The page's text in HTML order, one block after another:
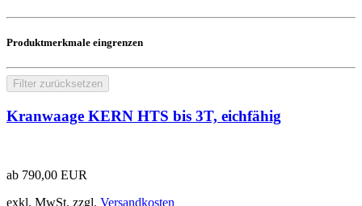
Produktmerkmale eingrenzen
Filter zurücksetzen
Kranwaage KERN HTS bis 3T, eichfähig
ab 790,00 EUR
exkl. MwSt. zzgl. Versandkosten